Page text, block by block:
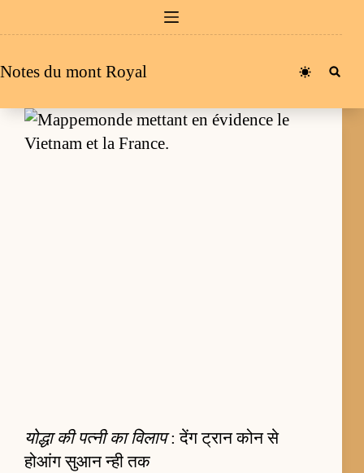
au
Notes du mont Royal
योद्धा की पत्नी का विलाप: देंग ट्रान कोन से
होआंग सुआन न्ही तक